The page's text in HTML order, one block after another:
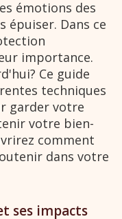
émotions des
épuiser. Dans ce
importance.
Ce guide
techniques
garder votre
votre bien-
comment
dans votre
ses impacts